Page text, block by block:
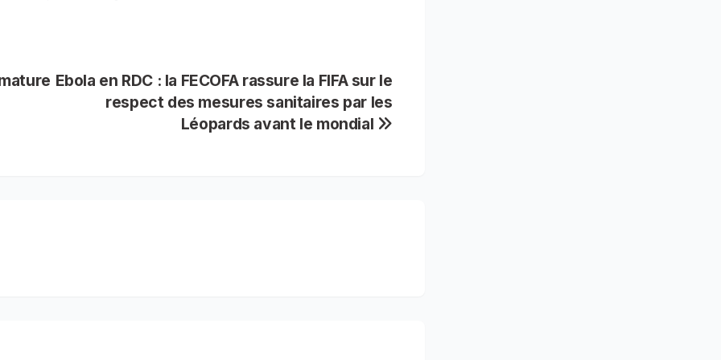
Ebola en RDC : la FECOFA rassure la FIFA sur le
respect des mesures sanitaires par les
Léopards avant le mondial